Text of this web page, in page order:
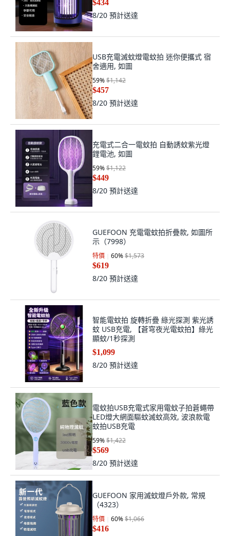
$434
8/20 預計送達
USB充電滅蚊燈電蚊拍 迷你便攜式 宿
舍適用, 如圖
59%$1,142
$457
8/20 預計送達
充電式二合一電蚊拍 自動誘蚊紫光燈
鋰電池, 如圖
59%$1,122
$449
8/20 預計送達
GUEFOON 充電電蚊拍折疊款, 如圖所
示（7998）
特價 60%$1,573
$619
8/20 預計送達
智能電蚊拍 旋轉折疊 綠光探測 紫光誘
蚊 USB充電, 【蒼穹夜光電蚊拍】綠光
顯蚊/1秒探測
$1,099
8/20 預計送達
電蚊拍USB充電式家用電蚊子拍蒼蠅帶
LED燈大網面驅蚊滅蚊高效, 波浪款電
蚊拍USB充電
59%$1,422
$569
8/20 預計送達
GUEFOON 家用滅蚊燈戶外款, 常規
（4323）
特價 60%$1,066
$416